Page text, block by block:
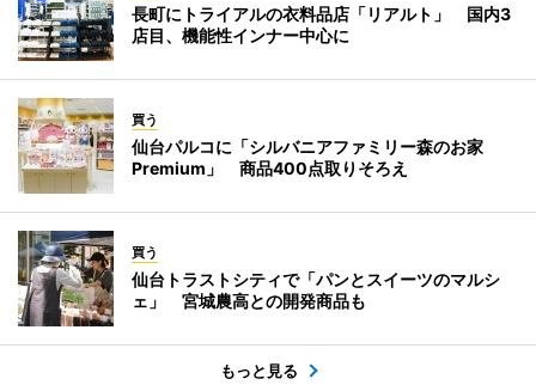
長町にトライアルの衣料品店「リアルト」 国内3
店目、機能性インナー中心に
買う
仙台パルコに「シルバニアファミリー森のお家
Premium」 商品400点取りそろえ
買う
仙台トラストシティで「パンとスイーツのマルシ
ェ」 宮城農高との開発商品も
もっと見る